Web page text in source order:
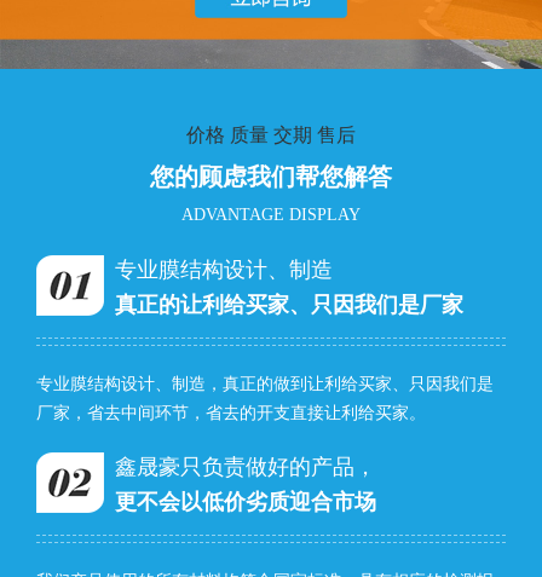
价格 质量 交期 售后
您的顾虑我们帮您解答
ADVANTAGE DISPLAY
专业膜结构设计、制造
真正的让利给买家、只因我们是厂家
专业膜结构设计、制造，真正的做到让利给买家、只因我们是
厂家，省去中间环节，省去的开支直接让利给买家。
鑫晟豪只负责做好的产品，
更不会以低价劣质迎合市场